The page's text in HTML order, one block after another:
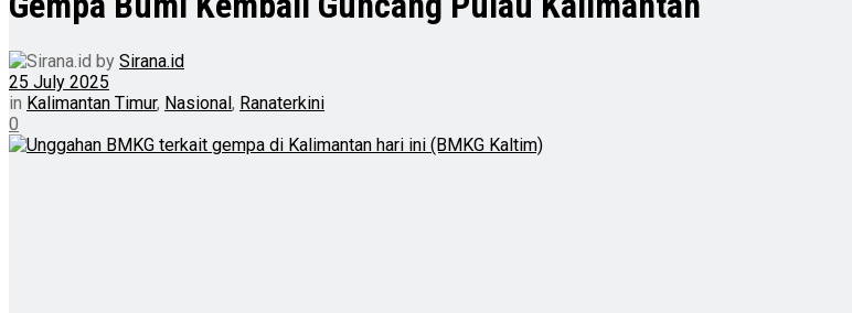
by Sirana.id
25 July 2025
in Kalimantan Timur, Nasional, Ranaterkini
0